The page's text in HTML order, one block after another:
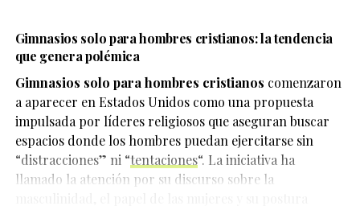
En el escenario, Ariana compartió que durante mucho
tiempo sintió que la negatividad afectaba distintos
Gimnasios solo para hombres cristianos: la tendencia
que genera polémica
Gimnasios solo para hombres cristianos comenzaron
a aparecer en Estados Unidos como una propuesta
impulsada por líderes religiosos que aseguran buscar
espacios donde los hombres puedan ejercitarse sin
“distracciones” ni “tentaciones“. La iniciativa ha
llamado la atención por su discurso sobre la